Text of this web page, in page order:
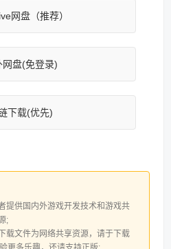
网盘（推荐）
网盘(免登录)
下载(优先)
提供国内外游戏开发技术和游戏共
;
载文件为网络共享资源，请于下载